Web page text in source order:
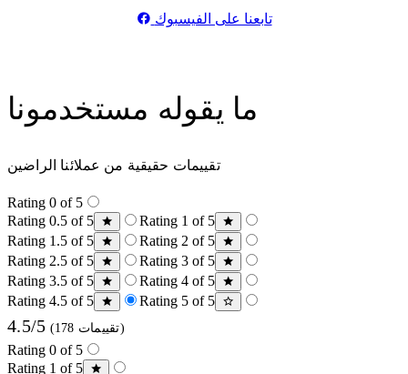
تابعنا على الفيسبوك
ما يقوله مستخدمونا
تقييمات حقيقية من عملائنا الراضين
Rating 0 of 5
Rating 0.5 of 5
Rating 1 of 5
Rating 1.5 of 5
Rating 2 of 5
Rating 2.5 of 5
Rating 3 of 5
Rating 3.5 of 5
Rating 4 of 5
Rating 4.5 of 5
Rating 5 of 5
4.5/5 (178 تقييمات)
Rating 0 of 5
Rating 1 of 5